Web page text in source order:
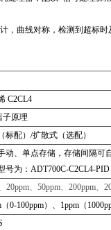
，曲线对称，检测到超标时
C2CL4
子原理
标配）/扩散式（选配）
动、单点存储，存储间隔可
号为：ADT700C-C2CL4-PID
20ppm、50ppm、200ppm、
0-100ppm）、1ppm（